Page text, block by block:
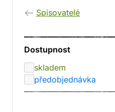
Spisovatelé
Dostupnost
skladem
předobjednávka